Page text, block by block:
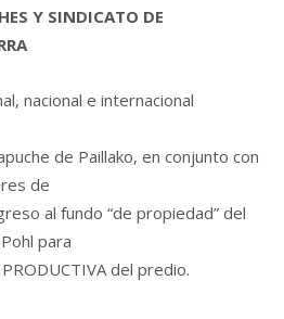
Y SINDICATO DE
nacional e internacional
de Paillako, en conjunto con
de
al fundo “de propiedad” del
para
del predio.